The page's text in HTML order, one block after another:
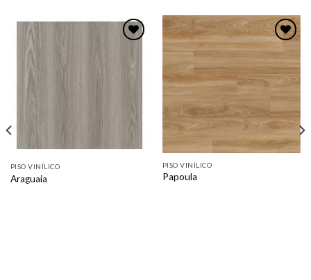
favorito
PISO VINÍLICO
Araguaia
Adicionar
como
favorito
PISO VINÍLICO
Papoula